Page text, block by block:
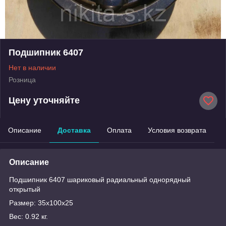
Подшипник 6407
Нет в наличии
Розница
Цену уточняйте
Описание Доставка Оплата Условия возврата
Описание
Подшипник 6407 шариковый радиальный однорядный
открытый
Размер: 35x100x25
Вес: 0.92 кг.